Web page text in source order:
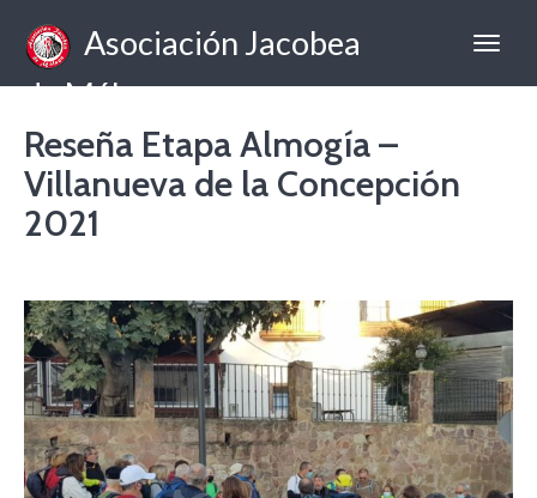
Asociación Jacobea
de Málaga
Reseña Etapa Almogía –
Villanueva de la Concepción
2021